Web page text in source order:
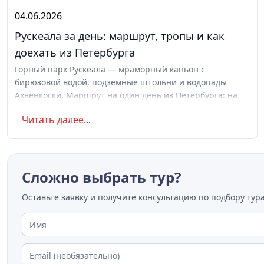
04.06.2026
Рускеала за день: маршрут, тропы и как
доехать из Петербурга
Горный парк Рускеала — мраморный каньон с
бирюзовой водой, подземные штольни и водопады
Ахвенкоски. Маршрут на один день из Петербурга: на
взять с собой
Читать далее...
Сложно выбрать тур?
Оставьте заявку и получите консультацию по подбору